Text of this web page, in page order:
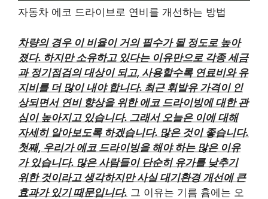
자동차 에코 드라이브로 연비를 개선하는 방법
차량의 경우 이 비율이 거의 필수가 될 정도로 높아
졌다. 하지만 소유하고 있다는 이유만으로 각종 세금
과 정기점검의 대상이 되고, 사용할수록 연료비와 유
지비를 더 많이 내야 합니다. 최근 휘발유 가격이 인
상되면서 연비 향상을 위한 에코 드라이빙에 대한 관
심이 높아지고 있습니다. 그래서 오늘은 이에 대해
자세히 알아보도록 하겠습니다. 많은 것이 좋습니다.
첫째, 우리가 에코 드라이빙을 해야 하는 많은 이유
가 있습니다. 많은 사람들이 단순히 유가를 낮추기
위한 것이라고 생각하지만 사실 대기환경 개선에 큰
효과가 있기 때문입니다. 그 이유는 기름 흄에는 오